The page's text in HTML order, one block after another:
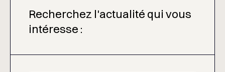
Recherchez l'actualité qui vous
intéresse :